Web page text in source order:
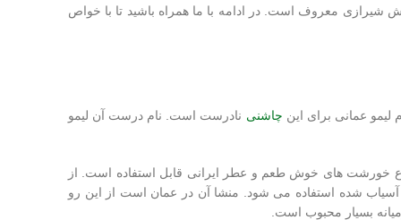
شیرازی معروف است. در ادامه با ما همراه باشید تا با خواص
عمانی برای این چاشنی نادرست است. نام درست آن لیمو
خورشت های خوش طعم و عطر ایرانی قابل استفاده است. از
شده استفاده می شود. منشا آن در عمان است از این رو
بسیار محبوب است.